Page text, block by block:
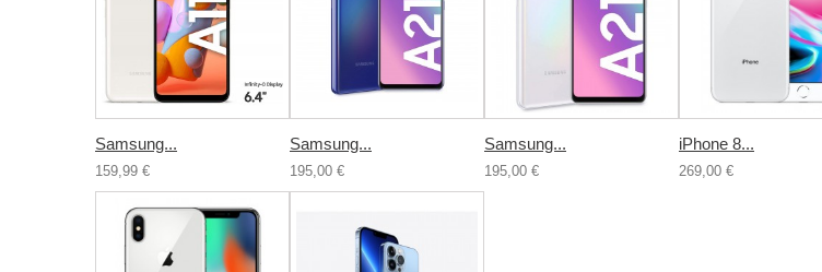
Samsung...
159,99 €
Samsung...
195,00 €
Samsung...
195,00 €
iPhone 8...
269,00 €